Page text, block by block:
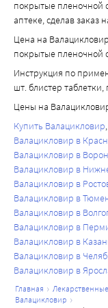
органов
Необходимо
особенно в
приживления
креатинина.
Дополнительная
опоясывающего
офтальмического
Препарат следует
пациентов,
гемодиализ.
Пациенты с
На основании
однократной дозы
пациентов с
степени тяжести
совокупного
ацикловир, 11 % -
Валацикловир и
изоферментами
Элиминация
У пациентов с
полувыведения
однократного или
валацикловира
принятой дозы
неизмененном
организма
(более 80 % от
- CMMG.
Линейность
Фармакокинетика
дозозависимой.
уменьшаются с
покрытые пленочной
аптеке, сделав заказ
Цена на
покрытые пленочной
Инструкция по
шт. блистер
Цены на
Купить Валацикловир
Валацикловир в
Валацикловир в
Валацикловир в
Валацикловир в
Валацикловир в
Валацикловир в
Валацикловир в
Валацикловир в
Валацикловир в
Валацикловир в
главная
валацикловир